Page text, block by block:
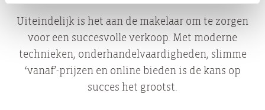
Uiteindelijk is het aan de makelaar om te zorgen
voor een succesvolle verkoop. Met moderne
technieken, onderhandelvaardigheden, slimme
‘vanaf’-prijzen en online bieden is de kans op
succes het grootst.